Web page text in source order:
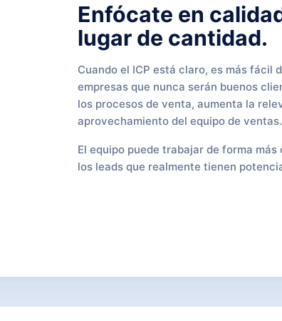
Enfócate en
lugar de cantidad.
Cuando el ICP está claro, es más fácil
empresas que nunca serán buenos
los procesos de venta, aumenta la
aprovechamiento del equipo de ventas.
El equipo puede trabajar de forma
los leads que realmente tienen